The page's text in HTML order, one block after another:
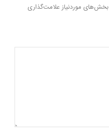
بخش‌های موردنیاز علامت‌گذاری